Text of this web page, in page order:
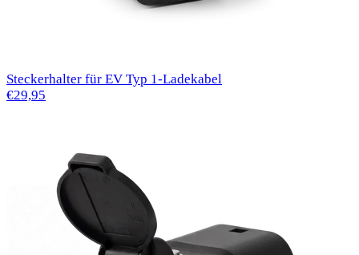
Steckerhalter für EV Typ 1-Ladekabel
€29,95